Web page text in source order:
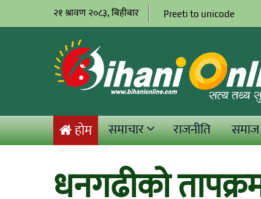
२१ श्रावण २०८३, बिहीबार Preeti to unicode
होम समाचार राजनीति समाज
धनगढीको